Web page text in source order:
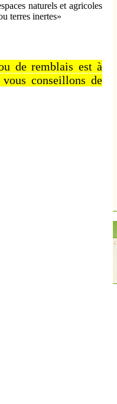
naturels et agricoles
terres inertes»
de remblais est à
conseillons de